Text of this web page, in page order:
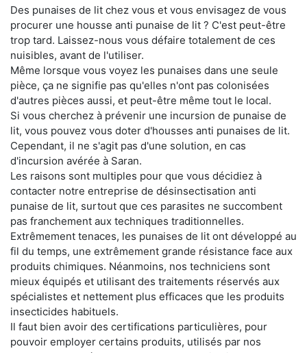
Des punaises de lit chez vous et vous envisagez de vous
procurer une housse anti punaise de lit ? C'est peut-être
trop tard. Laissez-nous vous défaire totalement de ces
nuisibles, avant de l'utiliser.
Même lorsque vous voyez les punaises dans une seule
pièce, ça ne signifie pas qu'elles n'ont pas colonisées
d'autres pièces aussi, et peut-être même tout le local.
Si vous cherchez à prévenir une incursion de punaise de
lit, vous pouvez vous doter d'housses anti punaises de lit.
Cependant, il ne s'agit pas d'une solution, en cas
d'incursion avérée à Saran.
Les raisons sont multiples pour que vous décidiez à
contacter notre entreprise de désinsectisation anti
punaise de lit, surtout que ces parasites ne succombent
pas franchement aux techniques traditionnelles.
Extrêmement tenaces, les punaises de lit ont développé au
fil du temps, une extrêmement grande résistance face aux
produits chimiques. Néanmoins, nos techniciens sont
mieux équipés et utilisant des traitements réservés aux
spécialistes et nettement plus efficaces que les produits
insecticides habituels.
Il faut bien avoir des certifications particulières, pour
pouvoir employer certains produits, utilisés par nos